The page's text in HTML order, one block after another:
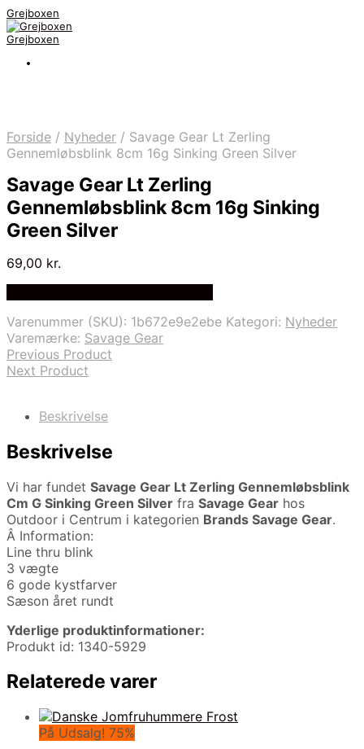
Grejboxen
Grejboxen
Forside / Nyheder / Savage Gear Lt Zerling
Gennemløbsblink 8cm 16g Sinking Green Silver
Savage Gear Lt Zerling
Gennemløbsblink 8cm 16g Sinking
Green Silver
69,00 kr.
Varenummer (SKU): 1b672e9e2ebe Kategori: Nyheder
Varemærke: Savage Gear
Previous Product
Next Product
Beskrivelse
Beskrivelse
Vi har fundet Savage Gear Lt Zerling Gennemløbsblink
Cm G Sinking Green Silver fra Savage Gear hos
Outdoor i Centrum i kategorien Brands Savage Gear.
Â Information:
Line thru blink
3 vægte
6 gode kystfarver
Sæson året rundt
Yderlige produktinformationer:
Produkt id: 1340-5929
Relaterede varer
På Udsalg! 75%